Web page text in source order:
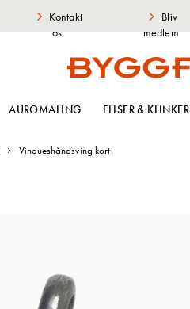
Kontakt
os
Bliv
medlem
AUROMALING FLISER & KLINKER
Vindueshåndsving kort